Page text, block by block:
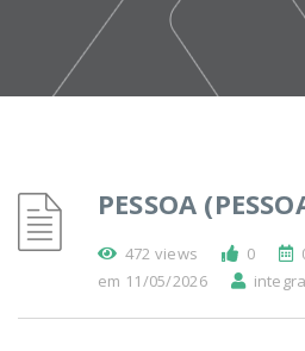
PESSOA
472 views 0
em 11/05/2026